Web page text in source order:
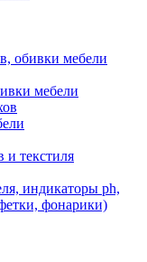
обивки мебели
мебели
и текстиля
индикаторы ph,
фонарики)